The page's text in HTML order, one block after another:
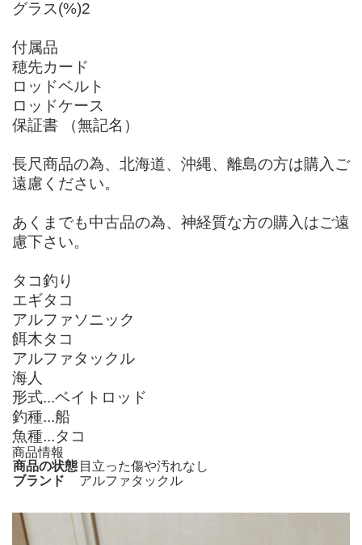
グラス(%)2
付属品
穂先カード
ロッドベルト
ロッドケース
保証書 （無記名）
長尺商品の為、北海道、沖縄、離島の方は購入ご
遠慮ください。
あくまでも中古品の為、神経質な方の購入はご遠
慮下さい。
タコ釣り
エギタコ
アルファソニック
餌木タコ
アルファタックル
海人
形式...ベイトロッド
釣種...船
魚種...タコ
商品情報
商品の状態 目立った傷や汚れなし
ブランド
アルファタックル